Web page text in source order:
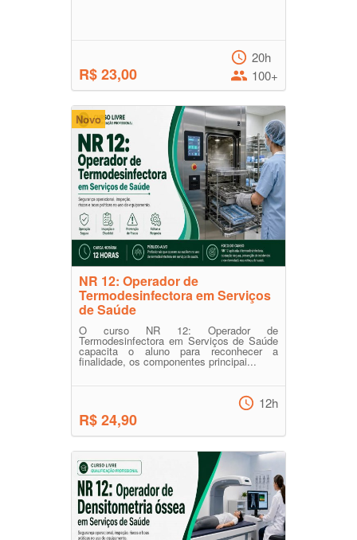
R$ 23,00
20h
100+
Novo
NR 12: Operador de
Termodesinfectora em Serviços
de Saúde
O curso NR 12: Operador de
Termodesinfectora em Serviços de Saúde
capacita o aluno para reconhecer a
finalidade, os componentes principai...
R$ 24,90
12h